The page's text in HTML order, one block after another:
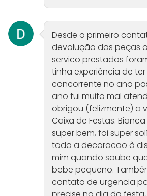
Desde o primeiro
devolução das peças
servico prestados
tinha experiência de
concorrente no ano
ano fui muito mal
obrigou (felizmente) a
Caixa de Festas.
super bem, foi super
toda a decoracao à
mim quando soube
bebe pequeno.
contato de urgencia